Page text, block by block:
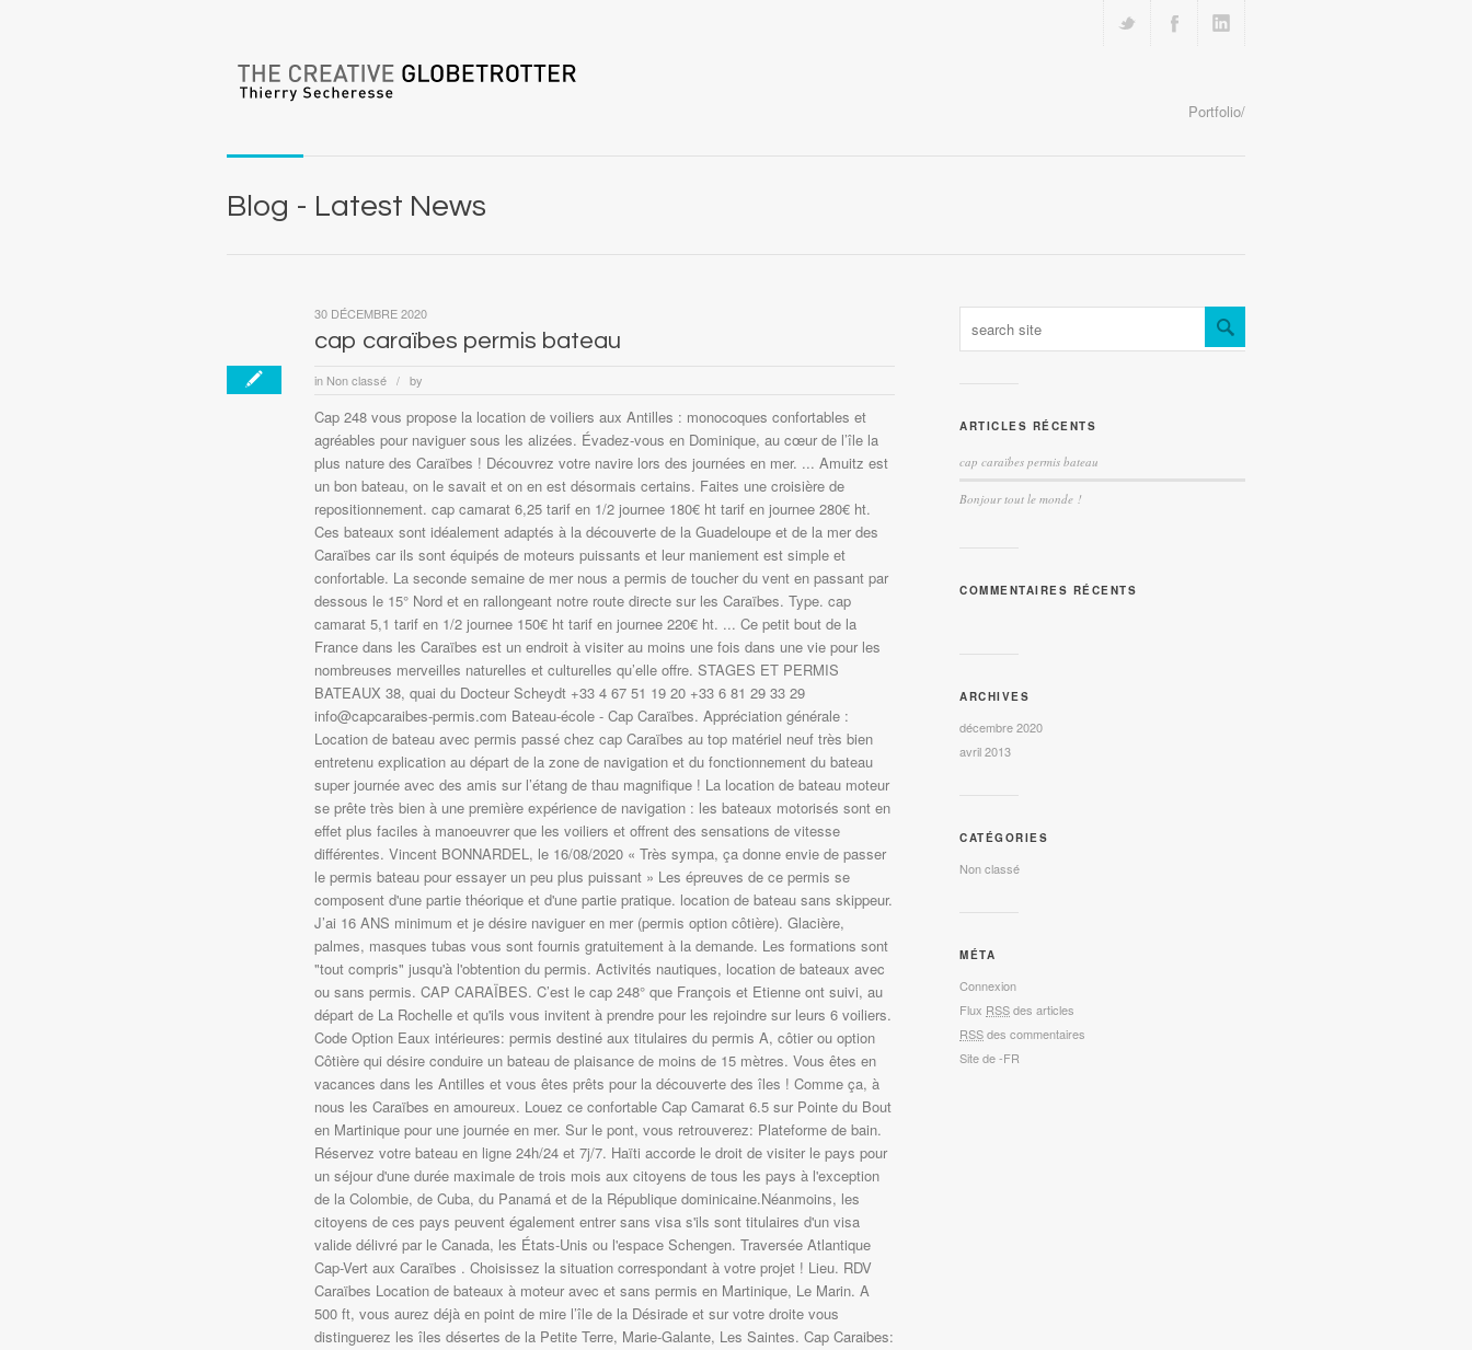
Portfolio/
Blog - Latest News
cap caraïbes permis bateau
in Non classé / by
30 DÉCEMBRE 2020
Cap 248 vous propose la location de voiliers aux Antilles : monocoques confortables et
agréables pour naviguer sous les alizées. Évadez-vous en Dominique, au cœur de l’île la
plus nature des Caraïbes ! Découvrez votre navire lors des journées en mer. ... Amuitz est
un bon bateau, on le savait et on en est désormais certains. Faites une croisière de
repositionnement. cap camarat 6,25 tarif en 1/2 journee 180€ ht tarif en journee 280€ ht.
Ces bateaux sont idéalement adaptés à la découverte de la Guadeloupe et de la mer des
Caraïbes car ils sont équipés de moteurs puissants et leur maniement est simple et
confortable. La seconde semaine de mer nous a permis de toucher du vent en passant par
dessous le 15° Nord et en rallongeant notre route directe sur les Caraïbes. Type. cap
camarat 5,1 tarif en 1/2 journee 150€ ht tarif en journee 220€ ht. ... Ce petit bout de la
France dans les Caraïbes est un endroit à visiter au moins une fois dans une vie pour les
nombreuses merveilles naturelles et culturelles qu’elle offre. STAGES ET PERMIS
BATEAUX 38, quai du Docteur Scheydt +33 4 67 51 19 20 +33 6 81 29 33 29
info@capcaraibes-permis.com Bateau-école - Cap Caraïbes. Appréciation générale :
Location de bateau avec permis passé chez cap Caraïbes au top matériel neuf très bien
entretenu explication au départ de la zone de navigation et du fonctionnement du bateau
super journée avec des amis sur l’étang de thau magnifique ! La location de bateau moteur
se prête très bien à une première expérience de navigation : les bateaux motorisés sont en
effet plus faciles à manoeuvrer que les voiliers et offrent des sensations de vitesse
différentes. Vincent BONNARDEL, le 16/08/2020 « Très sympa, ça donne envie de passer
le permis bateau pour essayer un peu plus puissant » Les épreuves de ce permis se
composent d'une partie théorique et d'une partie pratique. location de bateau sans skippeur.
J’ai 16 ANS minimum et je désire naviguer en mer (permis option côtière). Glacière,
palmes, masques tubas vous sont fournis gratuitement à la demande. Les formations sont
"tout compris" jusqu'à l'obtention du permis. Activités nautiques, location de bateaux avec
ou sans permis. CAP CARAÏBES. C’est le cap 248° que François et Etienne ont suivi, au
départ de La Rochelle et qu'ils vous invitent à prendre pour les rejoindre sur leurs 6 voiliers.
Code Option Eaux intérieures: permis destiné aux titulaires du permis A, côtier ou option
Côtière qui désire conduire un bateau de plaisance de moins de 15 mètres. Vous êtes en
vacances dans les Antilles et vous êtes prêts pour la découverte des îles ! Comme ça, à
nous les Caraïbes en amoureux. Louez ce confortable Cap Camarat 6.5 sur Pointe du Bout
en Martinique pour une journée en mer. Sur le pont, vous retrouverez: Plateforme de bain.
Réservez votre bateau en ligne 24h/24 et 7j/7. Haïti accorde le droit de visiter le pays pour
un séjour d'une durée maximale de trois mois aux citoyens de tous les pays à l'exception
de la Colombie, de Cuba, du Panamá et de la République dominicaine.Néanmoins, les
citoyens de ces pays peuvent également entrer sans visa s'ils sont titulaires d'un visa
valide délivré par le Canada, les États-Unis ou l'espace Schengen. Traversée Atlantique
Cap-Vert aux Caraïbes . Choisissez la situation correspondant à votre projet ! Lieu. RDV
Caraïbes Location de bateaux à moteur avec et sans permis en Martinique, Le Marin. A
500 ft, vous aurez déjà en point de mire l’île de la Désirade et sur votre droite vous
distinguerez les îles désertes de la Petite Terre, Marie-Galante, Les Saintes. Cap Caraibes:
ARTICLES RÉCENTS
cap caraïbes permis bateau
Bonjour tout le monde !
COMMENTAIRES RÉCENTS
ARCHIVES
décembre 2020
avril 2013
CATÉGORIES
Non classé
MÉTA
Connexion
Flux RSSdes articles
RSSdes commentaires
Site de -FR